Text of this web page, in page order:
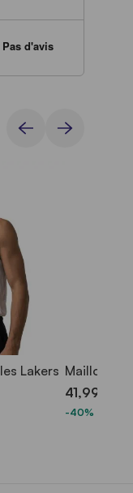
Lakers Maillot
41,99 €
-40%